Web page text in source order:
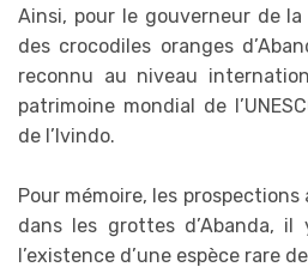
Ainsi, pour le gouverneur de
des crocodiles oranges
reconnu au niveau
patrimoine mondial de
de l’Ivindo.
Pour mémoire, les
dans les grottes d’Abanda,
l’existence d’une espèce rare